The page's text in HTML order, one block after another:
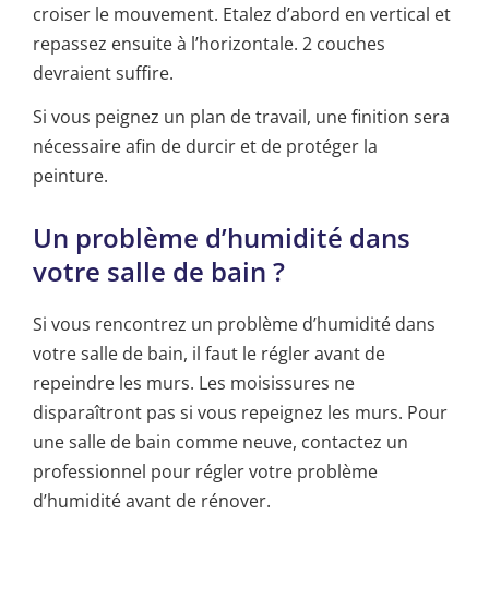
croiser le mouvement. Etalez d’abord en vertical et
repassez ensuite à l’horizontale. 2 couches
devraient suffire.
Si vous peignez un plan de travail, une finition sera
nécessaire afin de durcir et de protéger la
peinture.
Un problème d’humidité dans
votre salle de bain ?
Si vous rencontrez un problème d’humidité dans
votre salle de bain, il faut le régler avant de
repeindre les murs. Les moisissures ne
disparaîtront pas si vous repeignez les murs. Pour
une salle de bain comme neuve, contactez un
professionnel pour régler votre problème
d’humidité avant de rénover.